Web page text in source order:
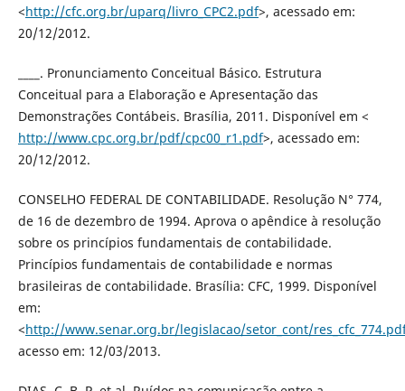
<http://cfc.org.br/uparq/livro_CPC2.pdf>, acessado em:
20/12/2012.
____. Pronunciamento Conceitual Básico. Estrutura
Conceitual para a Elaboração e Apresentação das
Demonstrações Contábeis. Brasília, 2011. Disponível em <
http://www.cpc.org.br/pdf/cpc00_r1.pdf>, acessado em:
20/12/2012.
CONSELHO FEDERAL DE CONTABILIDADE. Resolução N° 774,
de 16 de dezembro de 1994. Aprova o apêndice à resolução
sobre os princípios fundamentais de contabilidade.
Princípios fundamentais de contabilidade e normas
brasileiras de contabilidade. Brasília: CFC, 1999. Disponível
em:
<http://www.senar.org.br/legislacao/setor_cont/
acesso em: 12/03/2013.